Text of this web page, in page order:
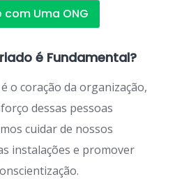
Uma ONG
é Fundamental?
o coração da organização,
dessas pessoas
cuidar de nossos
instalações e promover